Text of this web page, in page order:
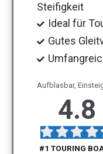
Steifigkeit
Ideal für
Gutes
Aufblasbar,
4.8
#1 TOURING